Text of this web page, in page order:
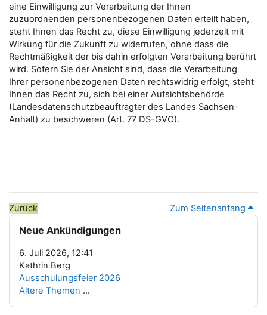
eine Einwilligung zur Verarbeitung der Ihnen
zuzuordnenden personenbezogenen Daten erteilt haben,
steht Ihnen das Recht zu, diese Einwilligung jederzeit mit
Wirkung für die Zukunft zu widerrufen, ohne dass die
Rechtmäßigkeit der bis dahin erfolgten Verarbeitung berührt
wird. Sofern Sie der Ansicht sind, dass die Verarbeitung
Ihrer personenbezogenen Daten rechtswidrig erfolgt, steht
Ihnen das Recht zu, sich bei einer Aufsichtsbehörde
(Landesdatenschutzbeauftragter des Landes Sachsen-
Anhalt) zu beschweren (Art. 77 DS-GVO).
Zurück Zum Seitenanfang
Blöcke
Neue Ankündigungen überspringen
Neue Ankündigungen
6. Juli 2026, 12:41
Kathrin Berg
Ausschulungsfeier 2026
Ältere Themen ...